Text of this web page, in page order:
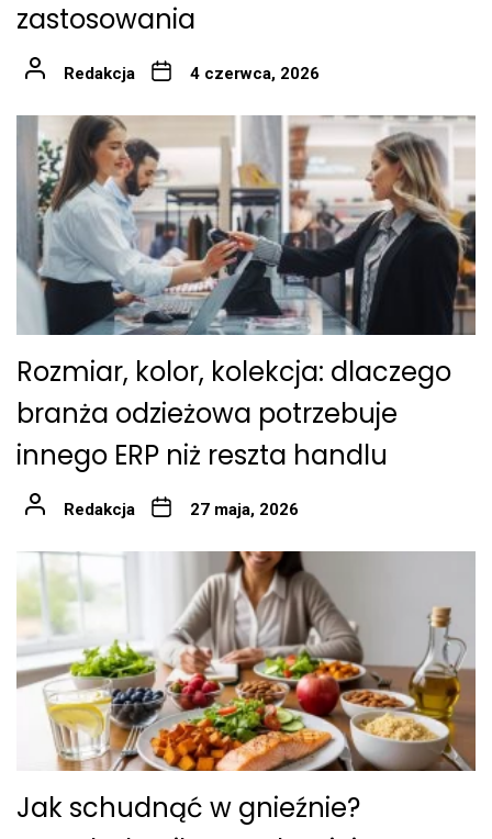
zastosowania
Redakcja 4 czerwca, 2026
Rozmiar, kolor, kolekcja: dlaczego
branża odzieżowa potrzebuje
innego ERP niż reszta handlu
Redakcja 27 maja, 2026
Jak schudnąć w gnieźnie?